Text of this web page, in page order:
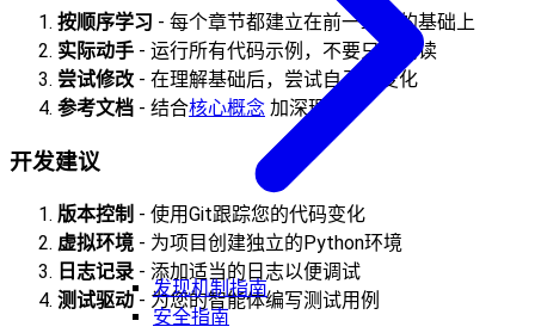
发现机制指南
安全指南
按顺序学习 - 每个章节都建立在前一章节的基础上
实际动手 - 运行所有代码示例，不要只是阅读
尝试修改 - 在理解基础后，尝试自己的变化
参考文档 - 结合核心概念 加深理解
开发建议
版本控制 - 使用Git跟踪您的代码变化
虚拟环境 - 为项目创建独立的Python环境
日志记录 - 添加适当的日志以便调试
测试驱动 - 为您的智能体编写测试用例